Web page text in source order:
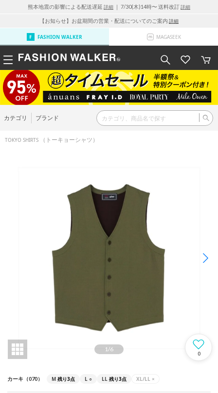
熊本地震の影響による配送遅延 詳細 ｜ 7/30(木)14時〜 送料改訂詳細
【お知らせ】お盆期間の営業・配送についてのご案内 詳細
FASHION WALKER MAGASEEK
カテゴリ ブランド
TOKYO SHIRTS （トーキョーシャツ）
1/6
0
カーキ（070） M 残り3点 L ○ LL 残り3点 XL/LL ×